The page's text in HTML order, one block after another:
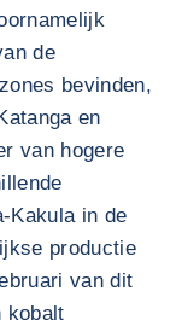
de
bevinden,
en
van hogere
Kakula in de
productie
van dit
kobalt